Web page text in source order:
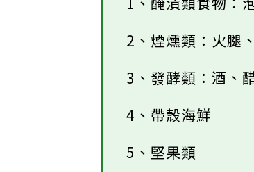
1、醃漬類食物：
2、煙燻類：火腿
3、發酵類：酒、
4、帶殼海鮮
5、堅果類